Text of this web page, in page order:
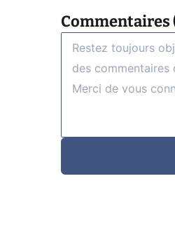
Commentaires